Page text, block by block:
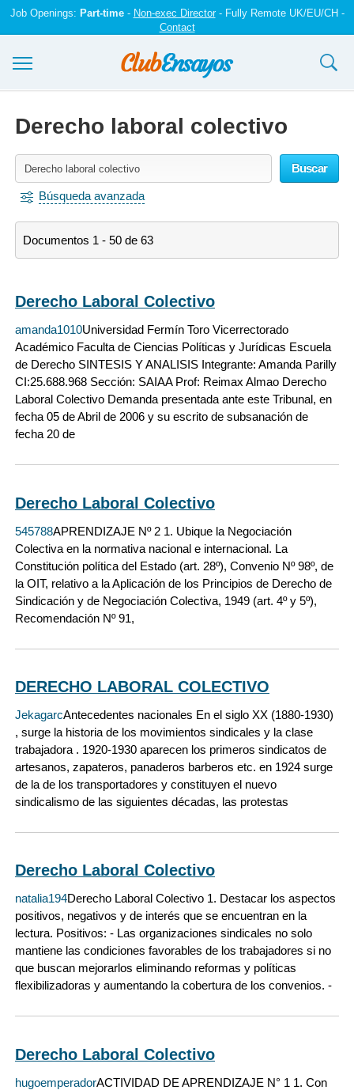
Job Openings: Part-time- Non-exec Director- Fully Remote UK/EU/CH -
Contact
Iniciar sesión
Derecho laboral colectivo
Buscar
Búsqueda avanzada
Documentos 1 - 50 de 63
Derecho Laboral Colectivo
amanda1010Universidad Fermín Toro Vicerrectorado
Académico Faculta de Ciencias Políticas y Jurídicas Escuela
de Derecho SINTESIS Y ANALISIS Integrante: Amanda Parilly
CI:25.688.968 Sección: SAIAA Prof: Reimax Almao Derecho
Laboral Colectivo Demanda presentada ante este Tribunal, en
fecha 05 de Abril de 2006 y su escrito de subsanación de
fecha 20 de
Derecho Laboral Colectivo
545788APRENDIZAJE Nº 2 1. Ubique la Negociación
Colectiva en la normativa nacional e internacional. La
Constitución política del Estado (art. 28º), Convenio Nº 98º, de
la OIT, relativo a la Aplicación de los Principios de Derecho de
Sindicación y de Negociación Colectiva, 1949 (art. 4º y 5º),
Recomendación Nº 91,
DERECHO LABORAL COLECTIVO
JekagarcAntecedentes nacionales En el siglo XX (1880-1930)
, surge la historia de los movimientos sindicales y la clase
trabajadora . 1920-1930 aparecen los primeros sindicatos de
artesanos, zapateros, panaderos barberos etc. en 1924 surge
de la de los transportadores y constituyen el nuevo
sindicalismo de las siguientes décadas, las protestas
Derecho Laboral Colectivo
natalia194Derecho Laboral Colectivo 1. Destacar los aspectos
positivos, negativos y de interés que se encuentran en la
lectura. Positivos: - Las organizaciones sindicales no solo
mantiene las condiciones favorables de los trabajadores si no
que buscan mejorarlos eliminando reformas y políticas
flexibilizadoras y aumentando la cobertura de los convenios. -
Derecho Laboral Colectivo
hugoemperadorACTIVIDAD DE APRENDIZAJE N° 1 1. Con